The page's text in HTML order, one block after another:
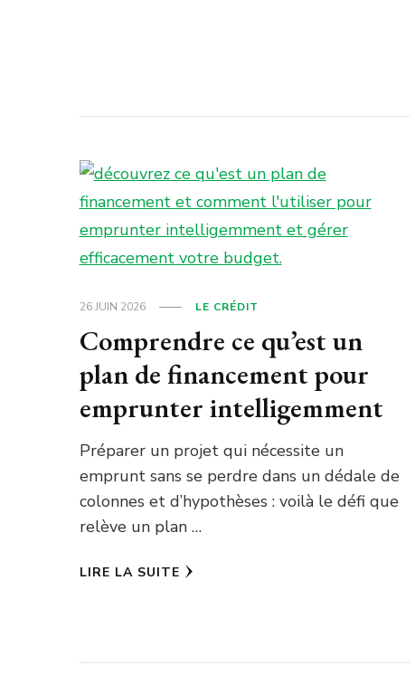
26 JUIN 2026 LE CRÉDIT
Comprendre ce qu’est un
plan de financement pour
emprunter intelligemment
Préparer un projet qui nécessite un
emprunt sans se perdre dans un dédale de
colonnes et d’hypothèses : voilà le défi que
relève un plan …
LIRE LA SUITE